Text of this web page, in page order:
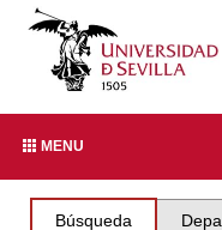
MENU
Búsqueda